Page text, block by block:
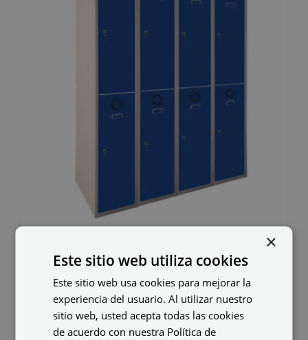
Cacifo metálico ECOT-
30/4 PRO
391,22€ IVA não incluído
×
Este sitio web utiliza cookies
Este sitio web usa cookies para mejorar la
experiencia del usuario. Al utilizar nuestro
sitio web, usted acepta todas las cookies
de acuerdo con nuestra Política de